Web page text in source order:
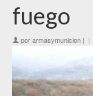
fuego
porarmasymunicion | |